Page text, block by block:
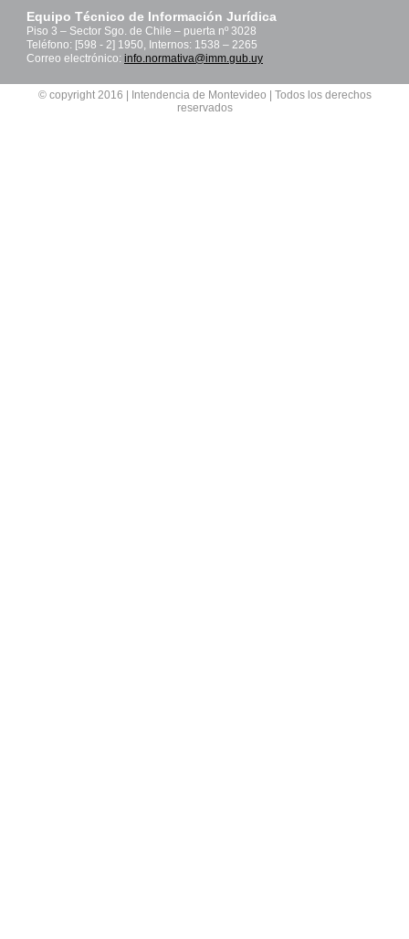
Equipo Técnico de Información Jurídica
Piso 3 – Sector Sgo. de Chile – puerta nº 3028
Teléfono: [598 - 2] 1950, Internos: 1538 – 2265
Correo electrónico: info.normativa@imm.gub.uy
© copyright 2016 | Intendencia de Montevideo | Todos los derechos
reservados